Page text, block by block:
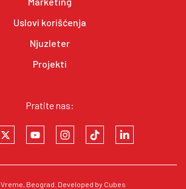
Uslovi korišćenja
Njuzleter
Projekti
Pratite nas:
Vreme, Beograd. Developed by Cubes